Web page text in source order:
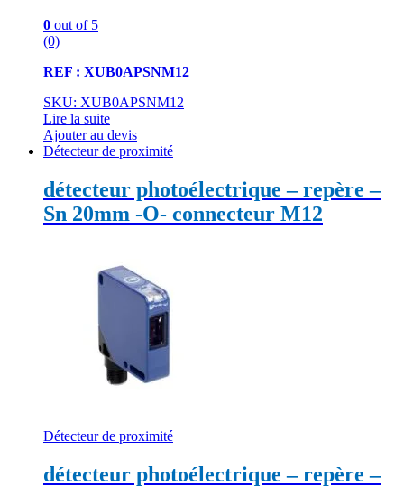
0 out of 5
(0)
REF : XUB0APSNM12
SKU: XUB0APSNM12
Lire la suite
Ajouter au devis
Détecteur de proximité
détecteur photoélectrique – repère –
Sn 20mm -O- connecteur M12
Détecteur de proximité
détecteur photoélectrique – repère –